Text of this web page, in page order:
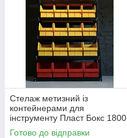
Стелаж метизний із
контейнерами для
інструменту Пласт Бокс 1800
940 300
Готово до відправки